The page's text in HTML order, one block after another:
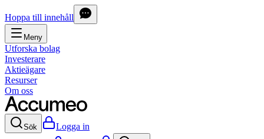
Hoppa till innehåll
Meny
Utforska bolag
Investerare
Aktieägare
Resurser
Om oss
Sök
Logga in